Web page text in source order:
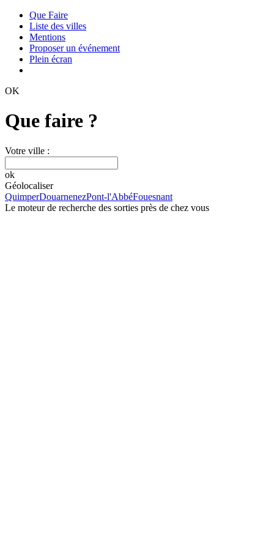
Que Faire
Liste des villes
Mentions
Proposer un événement
Plein écran
OK
Que faire ?
Votre ville :
ok
Géolocaliser
QuimperDouarnenezPont-l'AbbéFouesnant
Le moteur de recherche des sorties près de chez vous